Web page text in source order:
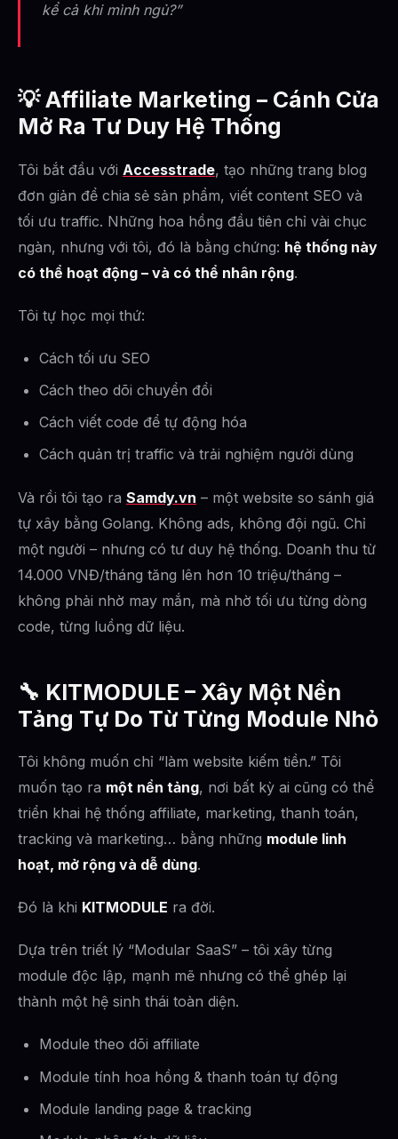
kể cả khi mình ngủ?”
💡Affiliate Marketing – Cánh Cửa
Mở Ra Tư Duy Hệ Thống
Tôi bắt đầu với Accesstrade, tạo những trang blog
đơn giản để chia sẻ sản phẩm, viết content SEO và
tối ưu traffic. Những hoa hồng đầu tiên chỉ vài chục
ngàn, nhưng với tôi, đó là bằng chứng: hệ thống này
có thể hoạt động – và có thể nhân rộng.
Tôi tự học mọi thứ:
Cách tối ưu SEO
Cách theo dõi chuyển đổi
Cách viết code để tự động hóa
Cách quản trị traffic và trải nghiệm người dùng
Và rồi tôi tạo ra Samdy.vn – một website so sánh giá
tự xây bằng Golang. Không ads, không đội ngũ. Chỉ
một người – nhưng có tư duy hệ thống. Doanh thu từ
14.000 VNĐ/tháng tăng lên hơn 10 triệu/tháng –
không phải nhờ may mắn, mà nhờ tối ưu từng dòng
code, từng luồng dữ liệu.
🔧 KITMODULE – Xây Một Nền
Tảng Tự Do Từ Từng Module Nhỏ
Tôi không muốn chỉ “làm website kiếm tiền.” Tôi
muốn tạo ra một nền tảng, nơi bất kỳ ai cũng có thể
triển khai hệ thống affiliate, marketing, thanh toán,
tracking và marketing… bằng những module linh
hoạt, mở rộng và dễ dùng.
Đó là khi KITMODULE ra đời.
Dựa trên triết lý “Modular SaaS” – tôi xây từng
module độc lập, mạnh mẽ nhưng có thể ghép lại
thành một hệ sinh thái toàn diện.
Module theo dõi affiliate
Module tính hoa hồng & thanh toán tự động
Module landing page & tracking